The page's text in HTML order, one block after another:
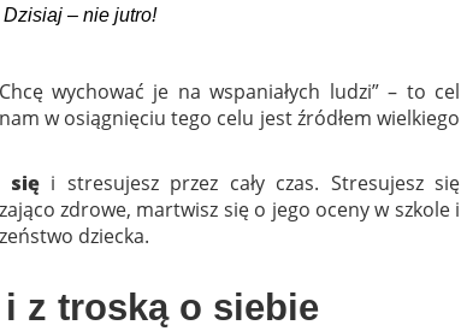
– nie jutro!
wychować je na wspaniałych ludzi” – to cel
w osiągnięciu tego celu jest źródłem wielkiego
sięi stresujesz przez cały czas. Stresujesz się
zdrowe, martwisz się o jego oceny w szkole i
dziecka.
z troską o siebie